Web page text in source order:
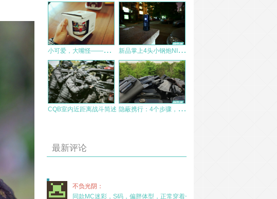
小
可爱，大嘴怪——黑鹿搪瓷杯 新
品掌上4头小钢炮NITECORE TM06s 多图夜射慎入 LL0899出品
CQB室内近距离战斗简述 隐
蔽携行：4个步骤，找到属于你的枪套
最新评论
不负光阴：
同款MC迷彩，S码，偏胖体型，正常穿着一年半，没